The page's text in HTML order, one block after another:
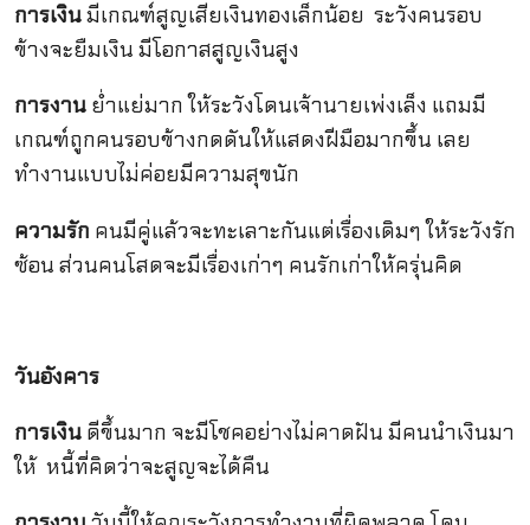
การเงินมีเกณฑ์สูญเสียเงินทองเล็กน้อย ระวังคนรอบ
ข้างจะยืมเงิน มีโอกาสสูญเงินสูง
การงาน ย่ำแย่มาก ให้ระวังโดนเจ้านายเพ่งเล็ง แถมมี
เกณฑ์ถูกคนรอบข้างกดดันให้แสดงฝีมือมากขึ้น เลย
ทำงานแบบไม่ค่อยมีความสุขนัก
ความรัก คนมีคู่แล้วจะทะเลาะกันแต่เรื่องเดิมๆ ให้ระวังรัก
ซ้อน ส่วนคนโสดจะมีเรื่องเก่าๆ คนรักเก่าให้ครุ่นคิด
วันอังคาร
การเงิน ดีขึ้นมาก จะมีโชคอย่างไม่คาดฝัน มีคนนำเงินมา
ให้ หนี้ที่คิดว่าจะสูญจะได้คืน